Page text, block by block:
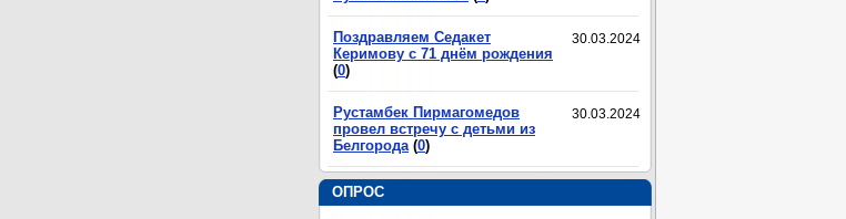
30.03.2024
Поздравляем Седакет
Керимову с 71 днём рождения
(0)
30.03.2024
Рустамбек Пирмагомедов
провел встречу с детьми из
Белгорода (0)
ОПРОС